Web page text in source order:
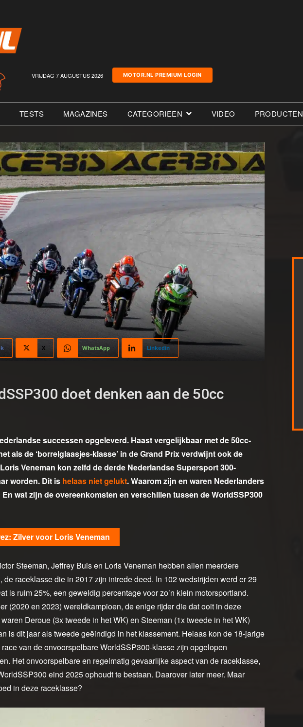
VRIJDAG 7 AUGUSTUS 2026 MOTOR.NL PREMIUM LOGIN
TESTS MAGAZINES CATEGORIEEN VIDEO PRODUCTEN
X WhatsApp Linkedin
doet denken aan de 50cc
successen opgeleverd. Haast vergelijkbaar met de 50cc-
als de ‘borrelglaasjes-klasse’ in de Grand Prix verdwijnt ook de
Veneman kon zelfd de derde Nederlandse Supersport 300-
worden. Dit is helaas niet gelukt. Waarom zijn en waren Nederlanders
wat zijn de overeenkomsten en verschillen tussen de WorldSSP300
Zilver voor Loris Veneman
Steeman, Jeffrey Buis en Loris Veneman hebben allen meerdere
raceklasse die in 2017 zijn intrede deed. In 102 wedstrijden werd er 29
is ruim 25%, een geweldig percentage voor zo’n klein motorsportland.
(2020 en 2023) wereldkampioen, de enige rijder die dat ooit in deze
Deroue (3x tweede in het WK) en Steeman (1x tweede in het WK)
is dit jaar als tweede geëindigd in het klassement. Helaas kon de 18-jarige
van de onvoorspelbare WorldSSP300-klasse zijn opgelopen
Het onvoorspelbare en regelmatig gevaarlijke aspect van de raceklasse,
eind 2025 ophoudt te bestaan. Daarover later meer. Maar
in deze raceklasse?